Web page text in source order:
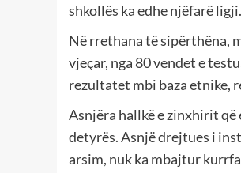
shkollës ka edhe njëfarë
Në rrethana të sipërthëna,
vjeçar, nga 80 vendet e
rezultatet mbi baza etnike,
Asnjëra hallkë e zinxhirit që
detyrës. Asnjë drejtues i
arsim, nuk ka mbajtur